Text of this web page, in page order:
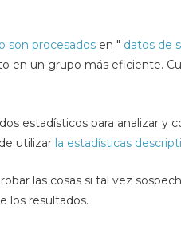
son procesados en " datos de
en un grupo más eficiente.
estadísticos para analizar y
utilizar la estadísticas
las cosas si tal vez
los resultados.